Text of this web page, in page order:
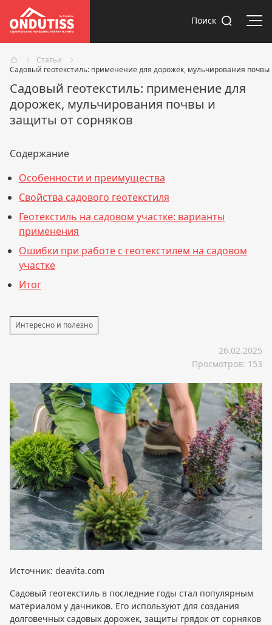
Поиск
Статьи
Садовый геотекстиль: применение для дорожек, мульчирования
Садовый геотекстиль: применение для
дорожек, мульчирования почвы и
защиты от сорняков
Содержание
Особенности и преимущества
Свойства садового геотекстиля
Геотекстиль на садовом участке: варианты
применения
Ошибки при работе с геотекстилем на садовом
участке
Итог
Интересно и полезно
26.02.2025
Просмотров: 153
Источник: deavita.com
Садовый геотекстиль в последние годы стал популярным
материалом у дачников. Его используют для создания
долговечных садовых дорожек, защиты грядок от сорняков